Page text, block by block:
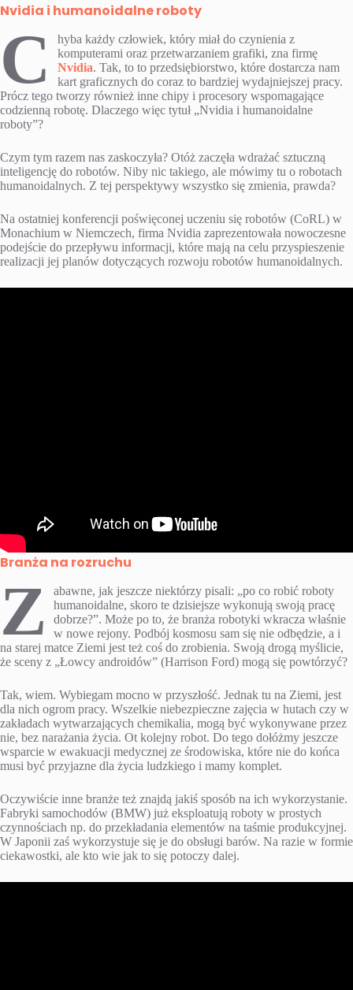
Nvidia i humanoidalne roboty
C
hyba każdy człowiek, który miał do czynienia z
komputerami oraz przetwarzaniem grafiki, zna firmę
Nvidia. Tak, to to przedsiębiorstwo, które dostarcza nam
kart graficznych do coraz to bardziej wydajniejszej pracy.
Prócz tego tworzy również inne chipy i procesory wspomagające
codzienną robotę. Dlaczego więc tytuł „Nvidia i humanoidalne
roboty”?
Czym tym razem nas zaskoczyła? Otóż zaczęła wdrażać sztuczną
inteligencję do robotów. Niby nic takiego, ale mówimy tu o robotach
humanoidalnych. Z tej perspektywy wszystko się zmienia, prawda?
Na ostatniej konferencji poświęconej uczeniu się robotów (CoRL) w
Monachium w Niemczech, firma Nvidia zaprezentowała nowoczesne
podejście do przepływu informacji, które mają na celu przyspieszenie
realizacji jej planów dotyczących rozwoju robotów humanoidalnych.
Branża na rozruchu
Z
abawne, jak jeszcze niektórzy pisali: „po co robić roboty
humanoidalne, skoro te dzisiejsze wykonują swoją pracę
dobrze?”. Może po to, że branża robotyki wkracza właśnie
w nowe rejony. Podbój kosmosu sam się nie odbędzie, a i
na starej matce Ziemi jest też coś do zrobienia. Swoją drogą myślicie,
że sceny z „Łowcy androidów” (Harrison Ford) mogą się powtórzyć?
Tak, wiem. Wybiegam mocno w przyszłość. Jednak tu na Ziemi, jest
dla nich ogrom pracy. Wszelkie niebezpieczne zajęcia w hutach czy w
zakładach wytwarzających chemikalia, mogą być wykonywane przez
nie, bez narażania życia. Ot kolejny robot. Do tego dołóżmy jeszcze
wsparcie w ewakuacji medycznej ze środowiska, które nie do końca
musi być przyjazne dla życia ludzkiego i mamy komplet.
Oczywiście inne branże też znajdą jakiś sposób na ich wykorzystanie.
Fabryki samochodów (BMW) już eksploatują roboty w prostych
czynnościach np. do przekładania elementów na taśmie produkcyjnej.
W Japonii zaś wykorzystuje się je do obsługi barów. Na razie w formie
ciekawostki, ale kto wie jak to się potoczy dalej.